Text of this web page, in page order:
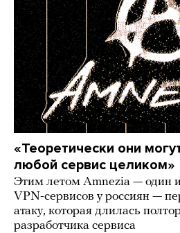
«Теоретически они
любой сервис целиком»
Этим летом Amnezia — один
VPN-сервисов у россиян —
атаку, которая длилась
разработчика сервиса